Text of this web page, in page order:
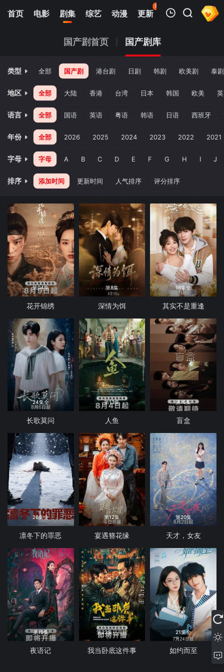
首页 电影 剧集 综艺 动漫 更新
84
热榜 APP
我的观影记录
暂无观看影片的记录
国产剧首页 国产剧库
类型 全部 国产剧 港台剧 日剧 韩剧 欧美剧 泰剧
地区 全部 大陆 香港 台湾 日本 韩国 欧美
语言 全部 国语 英语 粤语 韩语 日语 西班牙
年份 全部 2026 2025 2024 2023 2022 2021
字母 字母 A B C D E F G H I J
排序 添加时间 更新时间 人气排序 评分排序
第04集
花开锦绣
第8集
深情为饵
16集全
其实不是重逢
24集全
长歌莫问
第13集
人鱼
第15集
盲盒
26集全
凛冬下的罪恶
第12集
宴遇簪花缘
第20集
天才，女友
第19集
夜语记
第23集已完结
我当卧底这件事
21集全
如约而至